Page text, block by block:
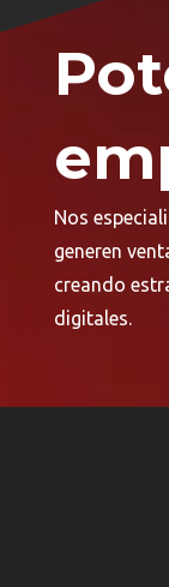
Nos
generen
creando
digitales.